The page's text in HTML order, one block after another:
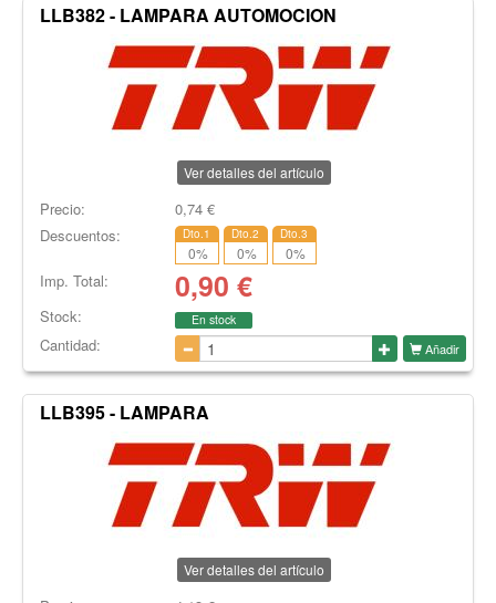
LLB382 - LAMPARA AUTOMOCION
Ver detalles del artículo
Precio: 0,74€
Descuentos:
Dto.1
0%
Dto.2
0%
Dto.3
0%
Imp. Total: 0,90 €
Stock: En stock
Cantidad: Añadir
LLB395 - LAMPARA
Ver detalles del artículo